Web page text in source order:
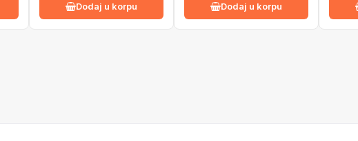
Dodaj u korpu Dodaj u korpu